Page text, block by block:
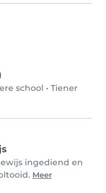
school • Tiener
ingediend en
Meer